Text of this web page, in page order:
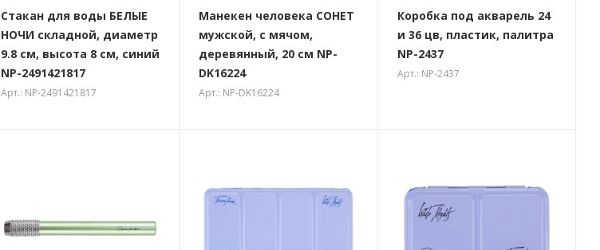
Стакан для воды БЕЛЫЕ
НОЧИ складной, диаметр
9.8 см, высота 8 см, синий
NP-2491421817
Арт.: NP-2491421817
Манекен человека СОНЕТ
мужской, с мячом,
деревянный, 20 см NP-
DK16224
Арт.: NP-DK16224
Коробка под акварель 24
и 36 цв, пластик, палитра
NP-2437
Арт.: NP-2437